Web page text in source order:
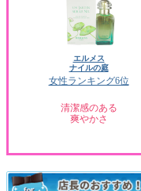
エルメス
ナイルの庭
女性ランキング6位
清潔感のある
爽やかさ